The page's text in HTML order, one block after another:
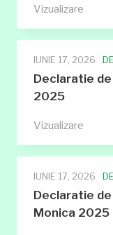
Vizualizare
avere
Dobre
Adrian
Declaratie
2025
IUNIE 17, 2026
Vizualizare
avere
Alina
Sanda
Declaratie
Monica 2025
IUNIE 17, 2026